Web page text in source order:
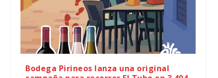
Bodega Pirineos lanza una original